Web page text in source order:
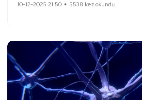
10-12-2025 21:50 5538 kez okundu.